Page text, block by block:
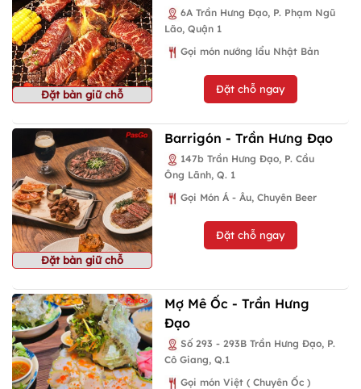
Đặt bàn giữ chỗ
6A Trần Hưng Đạo, P. Phạm Ngũ
Lão, Quận 1
Gọi món nướng lẩu Nhật Bản
Đặt chỗ ngay
Đặt bàn giữ chỗ
Barrigón - Trần Hưng Đạo
147b Trần Hưng Đạo, P. Cầu
Ông Lãnh, Q. 1
Gọi Món Á - Âu, Chuyên Beer
Đặt chỗ ngay
Mợ Mê Ốc - Trần Hưng
Đạo
Số 293 - 293B Trần Hưng Đạo, P.
Cô Giang, Q.1
Gọi món Việt ( Chuyên Ốc )